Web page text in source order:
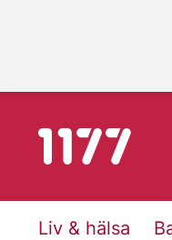
Till startsidan för
Liv & hälsa